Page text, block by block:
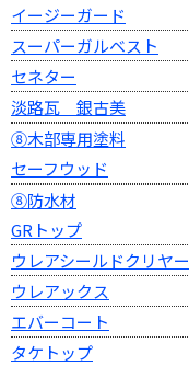
イージーガード
スーパーガルベスト
セネター
淡路瓦 銀古美
⑧木部専用塗料
セーフウッド
⑧防水材
GRトップ
ウレアシールドクリヤー
ウレアックス
エバーコート
タケトップ